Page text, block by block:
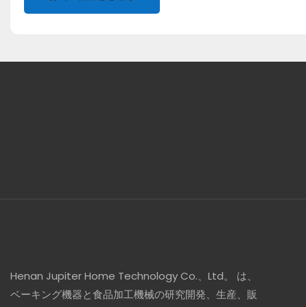
Henan Jupiter Home Technology Co.、Ltd。 は、
ベーキング機器と食品加工機械の研究開発、生産、販